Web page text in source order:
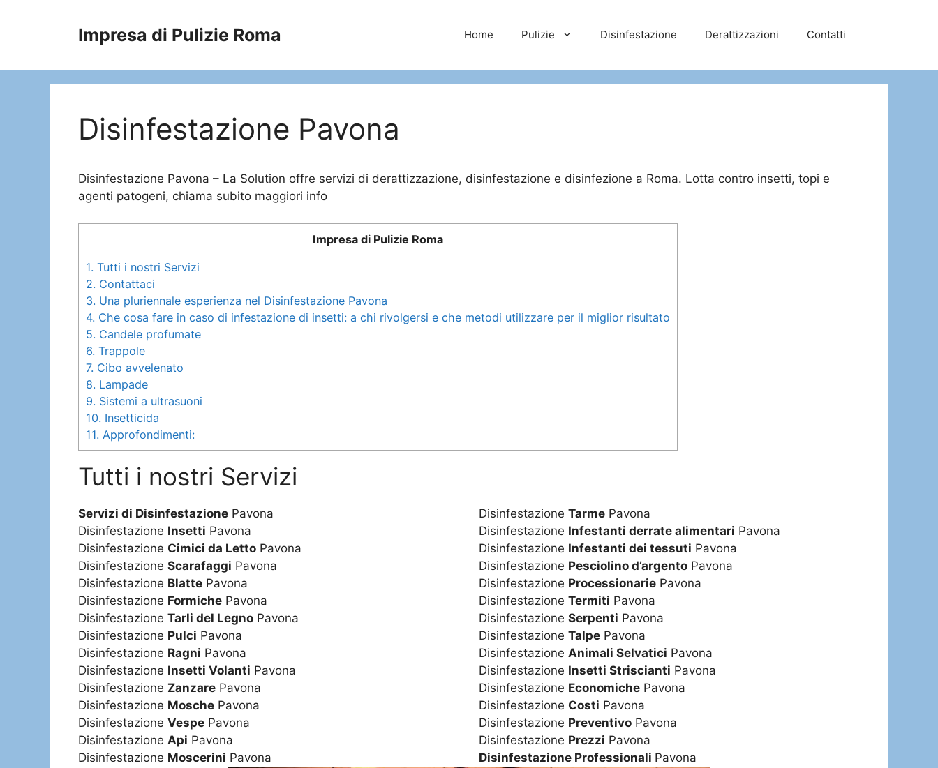
Impresa di Pulizie Roma Home Pulizie Disinfestazione Derattizzazioni Contatti
Disinfestazione Pavona
Disinfestazione Pavona – La Solution offre servizi di derattizzazione, disinfestazione e disinfezione a Roma. Lotta contro insetti, topi e
agenti patogeni, chiama subito maggiori info
Impresa di Pulizie Roma
1. Tutti i nostri Servizi
2. Contattaci
3. Una pluriennale esperienza nel Disinfestazione Pavona
4. Che cosa fare in caso di infestazione di insetti: a chi rivolgersi e che metodi utilizzare per il miglior risultato
5. Candele profumate
6. Trappole
7. Cibo avvelenato
8. Lampade
9. Sistemi a ultrasuoni
10. Insetticida
11. Approfondimenti:
Tutti i nostri Servizi
Servizi di Disinfestazione Pavona
Disinfestazione Insetti Pavona
Disinfestazione Cimici da Letto Pavona
Disinfestazione Scarafaggi Pavona
Disinfestazione Blatte Pavona
Disinfestazione Formiche Pavona
Disinfestazione Tarli del Legno Pavona
Disinfestazione Pulci Pavona
Disinfestazione Ragni Pavona
Disinfestazione Insetti Volanti Pavona
Disinfestazione Zanzare Pavona
Disinfestazione Mosche Pavona
Disinfestazione Vespe Pavona
Disinfestazione Api Pavona
Disinfestazione Moscerini Pavona
DisinfestazioneTarme Pavona
Disinfestazione Infestanti derrate alimentari Pavona
Disinfestazione Infestanti dei tessuti Pavona
Disinfestazione Pesciolino d’argento Pavona
Disinfestazione Processionarie Pavona
DisinfestazioneTermiti Pavona
DisinfestazioneSerpenti Pavona
DisinfestazioneTalpe Pavona
Disinfestazione Animali Selvatici Pavona
Disinfestazione Insetti Striscianti Pavona
Disinfestazione Economiche Pavona
Disinfestazione Costi Pavona
Disinfestazione Preventivo Pavona
Disinfestazione Prezzi Pavona
Disinfestazione Professionali Pavona